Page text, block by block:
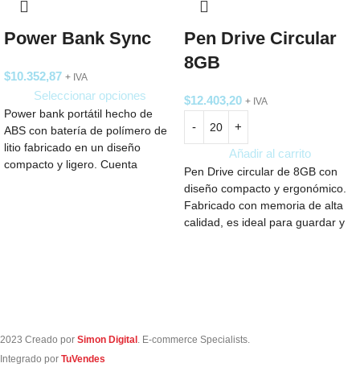
Power Bank Sync
$10.352,87 + IVA
Seleccionar opciones
Power bank portátil hecho de
ABS con batería de polímero de
litio fabricado en un diseño
compacto y ligero. Cuenta
Pen Drive Circular
8GB
$12.403,20 + IVA
Añadir al carrito
Pen Drive circular de 8GB con
diseño compacto y ergonómico.
Fabricado con memoria de alta
calidad, es ideal para guardar y
2023 Creado por Simon Digital . E-commerce Specialists.
Integrado por TuVendes